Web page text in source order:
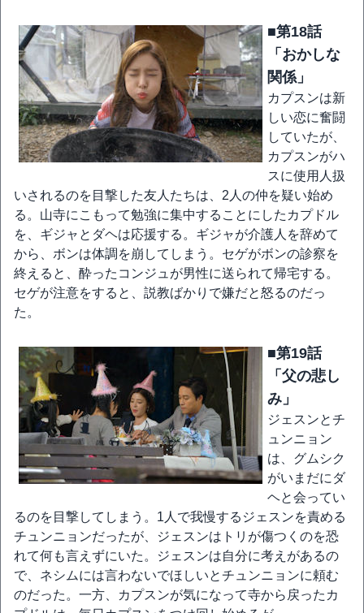
■第18話
「おかしな
関係」
カプスンは新
しい恋に奮闘
していたが、
カプスンがハ
スに使用人扱
いされるのを目撃した友人たちは、2人の仲を疑い始め
る。山寺にこもって勉強に集中することにしたカプドル
を、ギジャとダヘは応援する。ギジャが介護人を辞めて
から、ボンは体調を崩してしまう。セゲがボンの診察を
終えると、酔ったコンジュが男性に送られて帰宅する。
セゲが注意をすると、説教ばかりで嫌だと怒るのだっ
た。
■第19話
「父の悲し
み」
ジェスンとチ
ュンニョン
は、グムシク
がいまだにダ
ヘと会ってい
るのを目撃してしまう。1人で我慢するジェスンを責める
チュンニョンだったが、ジェスンはトリが傷つくのを恐
れて何も言えずにいた。ジェスンは自分に考えがあるの
で、ネシムには言わないでほしいとチュンニョンに頼む
のだった。一方、カプスンが気になって寺から戻ったカ